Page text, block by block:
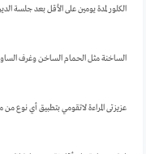
الكلور لمدة يومين على الأقل بعد جلسة
الساخنة مثل الحمام الساخن وغرف الساونا على
عزيزتى المراءة لاتقومي بتطبيق أي نوع